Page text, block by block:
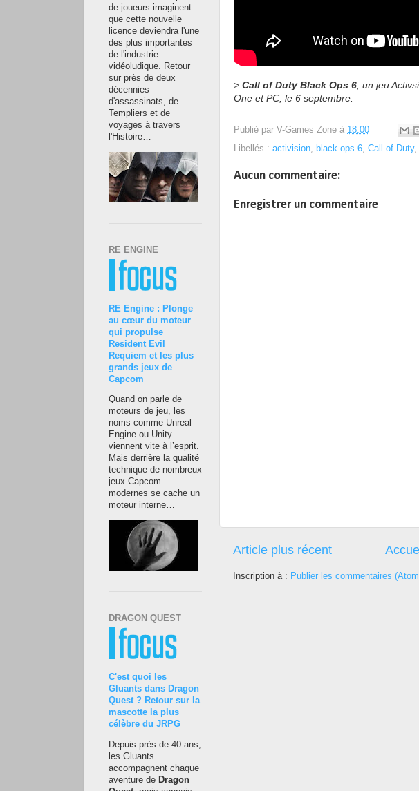
> Call of Duty Black Ops 6, un jeu
One et PC, le 6 septembre.
Publié par V-Games Zone à 18:00
Libellés : activision black ops 6 Call of Duty,
Aucun commentaire:
Enregistrer un commentaire
Article plus récent
Inscription à : Publier les commentaires
de joueurs imaginent
que cette nouvelle
licence deviendra l'une
des plus importantes
de l'industrie
vidéoludique. Retour
sur près de deux
décennies
d'assassinats, de
Templiers et de
voyages à travers
l'Histoire…
RE ENGINE
RE Engine : Plonge
au cœur du moteur
qui propulse
Resident Evil
Requiem et les plus
grands jeux de
Capcom
Quand on parle de
moteurs de jeu, les
noms comme Unreal
Engine ou Unity
viennent vite à l’esprit.
Mais derrière la qualité
technique de nombreux
jeux Capcom
modernes se cache un
moteur interne…
DRAGON QUEST
C'est quoi les
Gluants dans Dragon
Quest ? Retour sur la
mascotte la plus
célèbre du JRPG
Depuis près de 40 ans,
les Gluants
accompagnent chaque
aventure de Dragon